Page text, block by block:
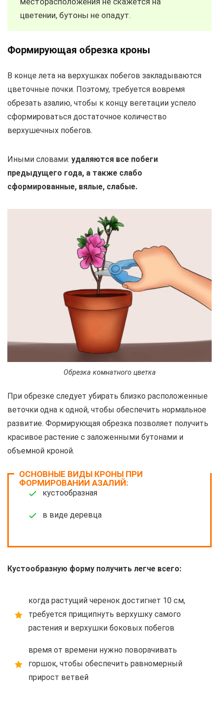
цветении, бутоны не опадут.
Формирующая обрезка кроны
В конце лета на верхушках побегов закладываются
цветочные почки. Поэтому, требуется вовремя
обрезать азалию, чтобы к концу вегетации успело
сформироваться достаточное количество
верхушечных побегов.
Иными словами: удаляются все побеги
предыдущего года, а также слабо
сформированные, вялые, слабые.
Обрезка комнатного цветка
При обрезке следует убирать близко расположенные
веточки одна к одной, чтобы обеспечить нормальное
развитие. Формирующая обрезка позволяет получить
красивое растение с заложенными бутонами и
объемной кроной.
ОСНОВНЫЕ ВИДЫ КРОНЫ ПРИ
ФОРМИРОВАНИИ АЗАЛИЙ:
кустообразная
в виде деревца
Кустообразную форму получить легче всего:
когда растущий черенок достигнет 10 см,
требуется прищипнуть верхушку самого
растения и верхушки боковых побегов
время от времени нужно поворачивать
горшок, чтобы обеспечить равномерный
прирост ветвей